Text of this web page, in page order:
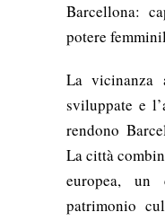
Barcellona:
potere
La vicinanza
sviluppate e
rendono
La città
europea,
patrimonio